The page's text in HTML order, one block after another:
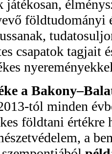
játékosan,
földtudományi
csapatok tagjait
a
tól minden
földtani
a